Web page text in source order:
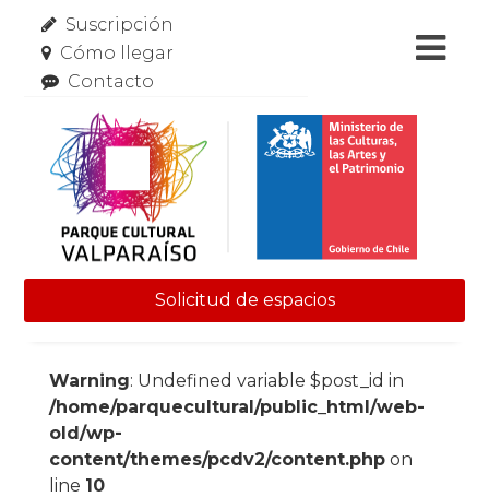
Suscripción
Cómo llegar
Contacto
Solicitud de espacios
Warning: Undefined variable $post_id in
/home/parquecultural/public_html/web-
old/wp-
content/themes/pcdv2/content.phpon
line 10